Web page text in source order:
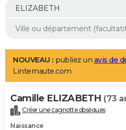
Mobiles
Meilleur smartphone
Internet
Ordinateurs
Jeux vidéo
Guide high-tech
Aménagement intérieur
LIFESTYLE
Art de vivre
Bien-être
Loisirs
Mode
Modes de vie
Alimentation
Guide de la santé
Maladies
Médicaments
Sommeil
VOYAGE
Destinations
City break
Voyage nature
Voyage de noces
Forum
Climat
+PHOTO
NOUVEAU : publiez un avis de
Linternaute.com
Camille ELIZABETH (73
Créer une cagnotte obsèques
Naissance